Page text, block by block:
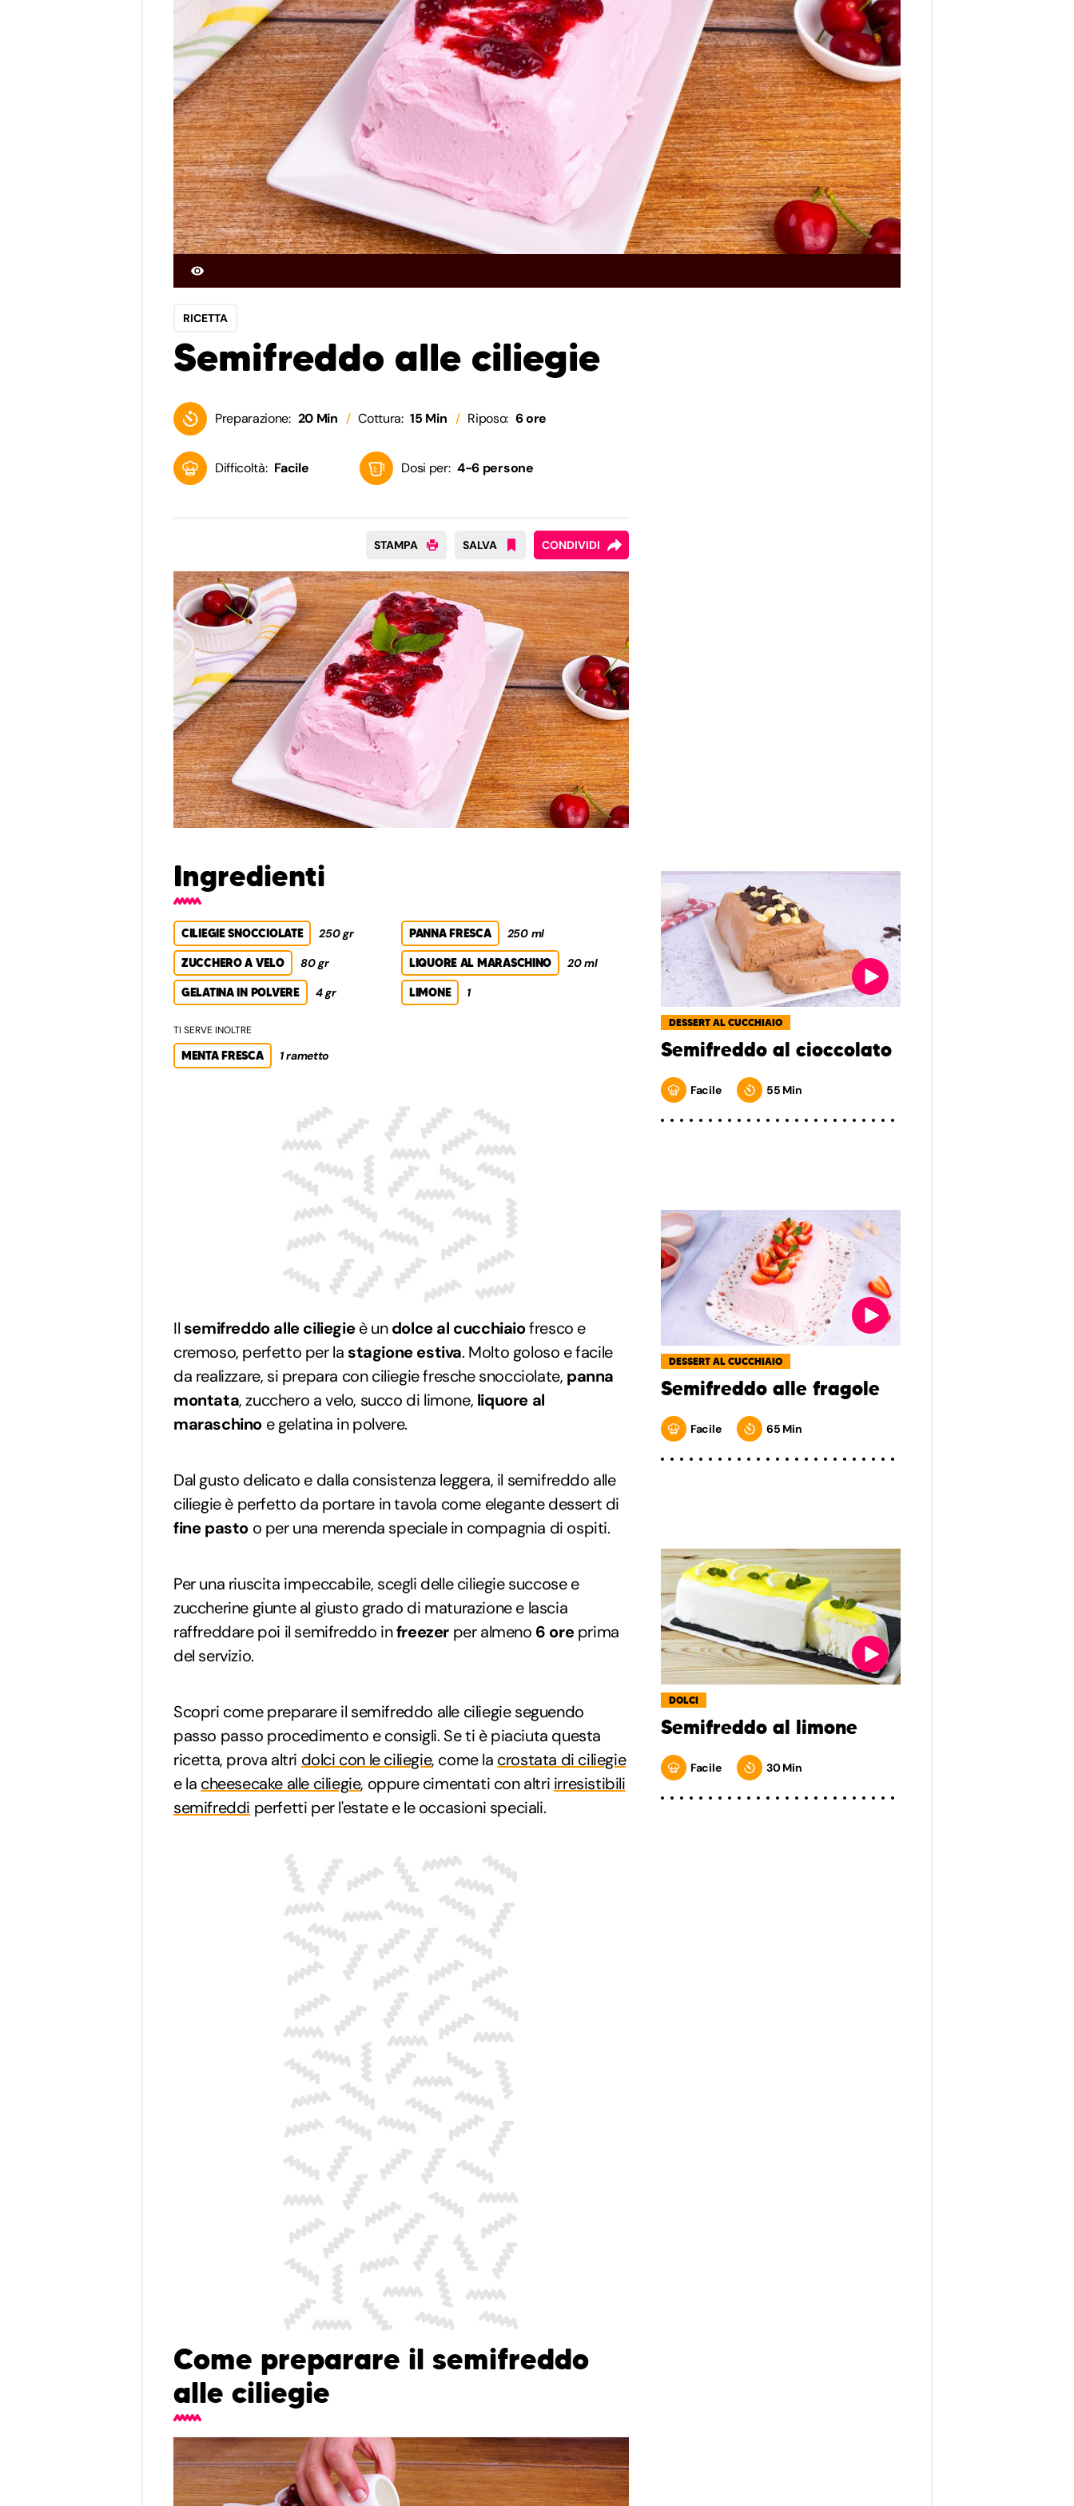
RICETTA
Semifreddo alle ciliegie
Preparazione: 20 Min Cottura: 15 Min Riposo: 6 ore
Difficoltà: Facile Dosi per: 4-6 persone
STAMPA SALVA CONDIVIDI
Ingredienti
CILIEGIE SNOCCIOLATE 250 gr PANNA FRESCA 250 ml
ZUCCHERO A VELO 80 gr LIQUORE AL MARASCHINO 20 ml
GELATINA IN POLVERE 4 gr LIMONE 1
TI SERVE INOLTRE
MENTA FRESCA 1 rametto
Il semifreddo alle ciliegieè undolce al cucchiaiofresco e
cremoso, perfetto per la stagione estiva. Molto goloso e facile
da realizzare, si prepara con ciliegie fresche snocciolate, panna
montata, zucchero a velo, succo di limone, liquore al
maraschino e gelatina in polvere.
Dal gusto delicato e dalla consistenza leggera, il semifreddo alle
ciliegie è perfetto da portare in tavola come elegante dessert di
fine pasto o per una merenda speciale in compagnia di ospiti.
Per una riuscita impeccabile, scegli delle ciliegie succose e
zuccherine giunte al giusto grado di maturazione e lascia
raffreddare poi il semifreddo infreezer per almeno 6 oreprima
del servizio.
Scopri come preparare il semifreddo alle ciliegie seguendo
passo passo procedimento e consigli. Se ti è piaciuta questa
ricetta, prova altri dolci con le ciliegie, come la crostata di ciliegie
e la cheesecake alle ciliegie, oppure cimentati con altri irresistibili
semifreddi perfetti per l'estate e le occasioni speciali.
Come preparare il semifreddo
alle ciliegie
DESSERT AL CUCCHIAIO
Semifreddo al cioccolato
Facile 55 Min
DESSERT AL CUCCHIAIO
Semifreddo alle fragole
Facile 65 Min
DOLCI
Semifreddo al limone
Facile 30 Min